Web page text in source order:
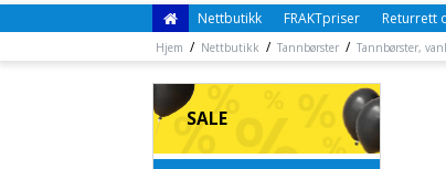
Nettbutikk FRAKTpriser Returrett
Hjem / Nettbutikk / Tannbørster / Tannbørster,
SALE